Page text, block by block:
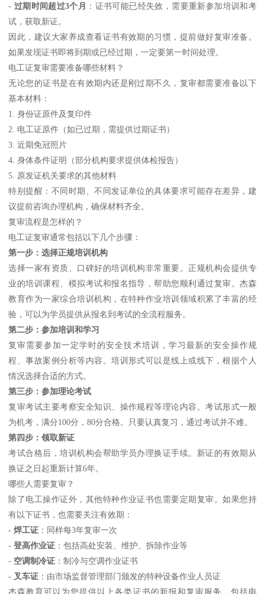
- 过期时间超过3个月
：证书可能已经失效，需要重新参加培训和考
试，获取新证。
因此，建议大家养成查看证书有效期的习惯，提前做好复审准备。
如果发现证书即将到期或已经过期，一定要第一时间处理。
电工证复审需要准备哪些材料？
无论您的证书是在有效期内还是刚过期不久，复审都需要准备以下
基本材料：
1. 身份证原件及复印件
2. 电工证原件（如已过期，需提供过期证书）
3. 近期免冠照片
4. 身体条件证明（部分机构要求提供体检报告）
5. 原发证机关要求的其他材料
特别提醒：不同时期、不同发证单位的具体要求可能存在差异，建
议提前咨询办理机构，确保材料齐全。
复审流程是怎样的？
电工证复审通常包括以下几个步骤：
第一步：选择正规培训机构
选择一家有资质、口碑好的培训机构非常重要。正规机构会提供专
业的培训课程、模拟考试和报名指导，帮助您顺利通过复审。杰森
教育作为一家综合培训机构，在特种作业培训领域积累了丰富的经
验，可以为学员提供从报名到考试的全流程服务。
第二步：参加培训和学习
复审需要参加一定学时的安全技术培训，学习最新的安全操作规
程、事故案例分析等内容。培训形式可以是线上或线下，根据个人
情况选择合适的方式。
第三步：参加理论考试
复审考试主要考察安全知识、操作规程等理论内容。考试形式一般
为机考，满分100分，80分合格。只要认真复习，通过考试并不难。
第四步：领取新证
考试合格后，培训机构会帮助学员办理换证手续。新证的有效期从
换证之日起重新计算6年。
哪些人需要复审？
除了电工操作证外，其他特种作业证书也需要定期复审。如果您持
有以下证书，也需要关注有效期：
-焊工证 ：同样每3年复审一次
-登高作业证 ：包括高处安装、维护、拆除作业等
- 空调制冷证 ：制冷与空调作业证书
- 叉车证 ：由市场监督管理部门颁发的特种设备作业人员证
杰森教育可以为您提供以上各类证书的新报和复审服务，包括电